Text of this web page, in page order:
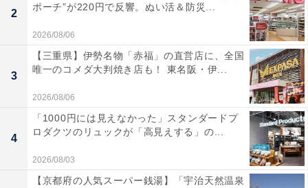
2
ポーチ”が220円で反響。ぬい活＆防災...
2026/08/06
3
【三重県】伊勢名物「赤福」の直営店に、全国
唯一のコメダ大判焼き店も！ 東名阪・伊...
2026/08/06
4
「1000円には見えなかった」スタンダードプ
ロダクツのリュックが「高見えする」の...
2026/08/03
【京都府の人気スーパー銭湯】「宇治天然温泉